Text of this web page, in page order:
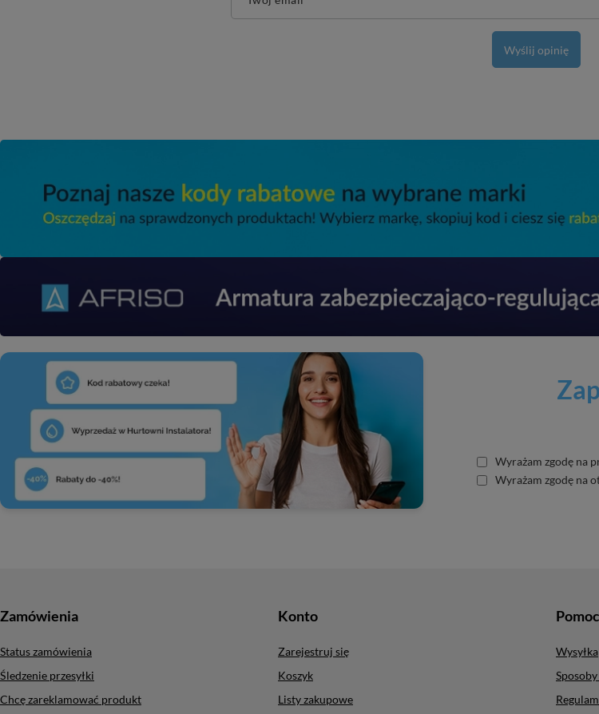
Wyślij opinię
Wyrażam zgodę na
Wyrażam zgodę na
Zamówienia
Status zamówienia
Śledzenie przesyłki
Chcę zareklamować produkt
Konto
Zarejestruj się
Koszyk
Listy zakupowe
Pomoc
Wysyłka